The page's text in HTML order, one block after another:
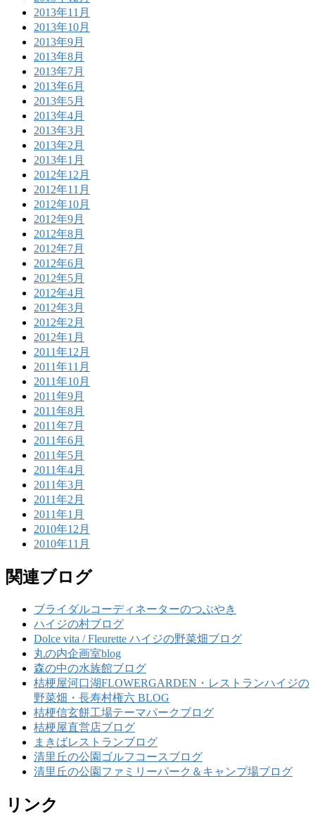
2013年11月
2013年10月
2013年9月
2013年8月
2013年7月
2013年6月
2013年5月
2013年4月
2013年3月
2013年2月
2013年1月
2012年12月
2012年11月
2012年10月
2012年9月
2012年8月
2012年7月
2012年6月
2012年5月
2012年4月
2012年3月
2012年2月
2012年1月
2011年12月
2011年11月
2011年10月
2011年9月
2011年8月
2011年7月
2011年6月
2011年5月
2011年4月
2011年3月
2011年2月
2011年1月
2010年12月
2010年11月
関連ブログ
ブライダルコーディネーターのつぶやき
ハイジの村ブログ
Dolce vita / Fleurette ハイジの野菜畑ブログ
丸の内企画室blog
森の中の水族館ブログ
桔梗屋河口湖FLOWERGARDEN・レストランハイジの
野菜畑・長寿村権六 BLOG
桔梗信玄餅工場テーマパークブログ
桔梗屋直営店ブログ
まきばレストランブログ
清里丘の公園ゴルフコースブログ
清里丘の公園ファミリーパーク＆キャンプ場ブログ
リンク